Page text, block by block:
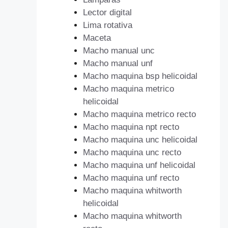
Lector digital
Lima rotativa
Maceta
Macho manual unc
Macho manual unf
Macho maquina bsp helicoidal
Macho maquina metrico
helicoidal
Macho maquina metrico recto
Macho maquina npt recto
Macho maquina unc helicoidal
Macho maquina unc recto
Macho maquina unf helicoidal
Macho maquina unf recto
Macho maquina whitworth
helicoidal
Macho maquina whitworth